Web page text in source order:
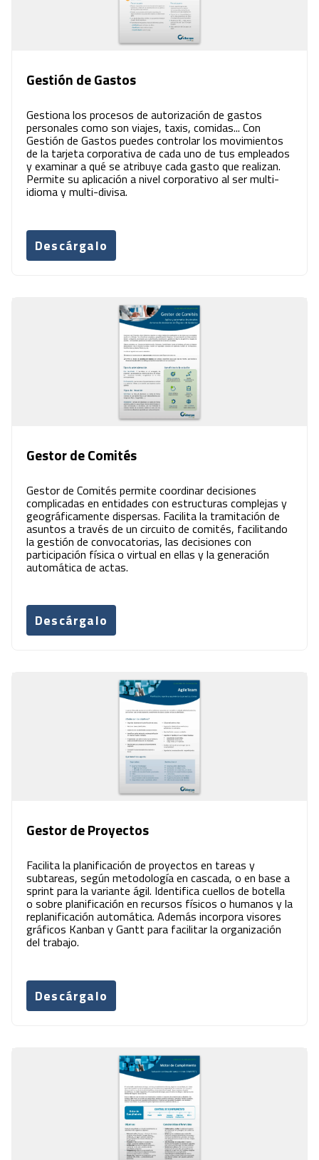
Gestión de Gastos
Gestiona los procesos de autorización de gastos
personales como son viajes, taxis, comidas... Con
Gestión de Gastos puedes controlar los movimientos
de la tarjeta corporativa de cada uno de tus empleados
y examinar a qué se atribuye cada gasto que realizan.
Permite su aplicación a nivel corporativo al ser multi-
idioma y multi-divisa.
Descárgalo
Gestor de Comités
Gestor de Comités permite coordinar decisiones
complicadas en entidades con estructuras complejas y
geográficamente dispersas. Facilita la tramitación de
asuntos a través de un circuito de comités, facilitando
la gestión de convocatorias, las decisiones con
participación física o virtual en ellas y la generación
automática de actas.
Descárgalo
Gestor de Proyectos
Facilita la planificación de proyectos en tareas y
subtareas, según metodología en cascada, o en base a
sprint para la variante ágil. Identifica cuellos de botella
o sobre planificación en recursos físicos o humanos y la
replanificación automática. Además incorpora visores
gráficos Kanban y Gantt para facilitar la organización
del trabajo.
Descárgalo